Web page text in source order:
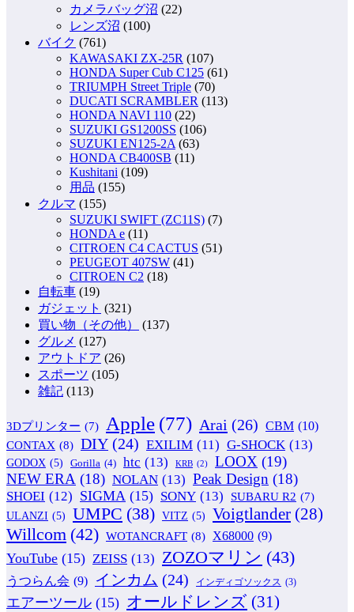
カメラバッグ沼 (22)
レンズ沼 (100)
バイク (761)
KAWASAKI ZX-25R (107)
HONDA Super Cub C125 (61)
TRIUMPH Street Triple (70)
DUCATI SCRAMBLER (113)
HONDA NAVI 110 (22)
SUZUKI GS1200SS (106)
SUZUKI EN125-2A (63)
HONDA CB400SB (11)
Kushitani (109)
用品 (155)
クルマ (155)
SUZUKI SWIFT (ZC11S) (7)
HONDA e (11)
CITROEN C4 CACTUS (51)
PEUGEOT 407SW (41)
CITROEN C2 (18)
自転車 (19)
ガジェット (321)
買い物（その他）
(137)
グルメ (127)
アウトドア (26)
スポーツ (105)
雑記 (113)
3Dプリンター (7) Apple (77) Arai (26) CBM (10)
CONTAX (8) DIY (24) EXILIM (11) G-SHOCK (13)
GODOX (5) Gorilla (4) htc (13) KRB (2) LOOX (19)
NEW ERA (18) NOLAN (13) Peak Design (18)
SHOEI (12) SIGMA (15) SONY (13) SUBARU R2 (7)
ULANZI (5) UMPC (38) VITZ (5) Voigtlander (28)
Willcom (42) WOTANCRAFT (8) X68000 (9)
YouTube (15) ZEISS (13) ZOZOマリン (43)
うつらん会 (9) インカム (24) インディゴソックス (3)
エアーツール (15) オールドレンズ (31)